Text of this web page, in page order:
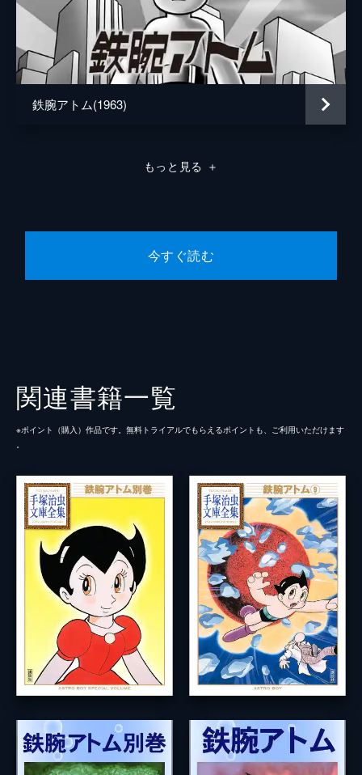
鉄腕アトム(1963)
もっと見る ＋
今すぐ読む
関連書籍一覧
※ポイント（購⼊）作品です。無料トライアルでもらえるポイントも、ご利⽤いただけます
。